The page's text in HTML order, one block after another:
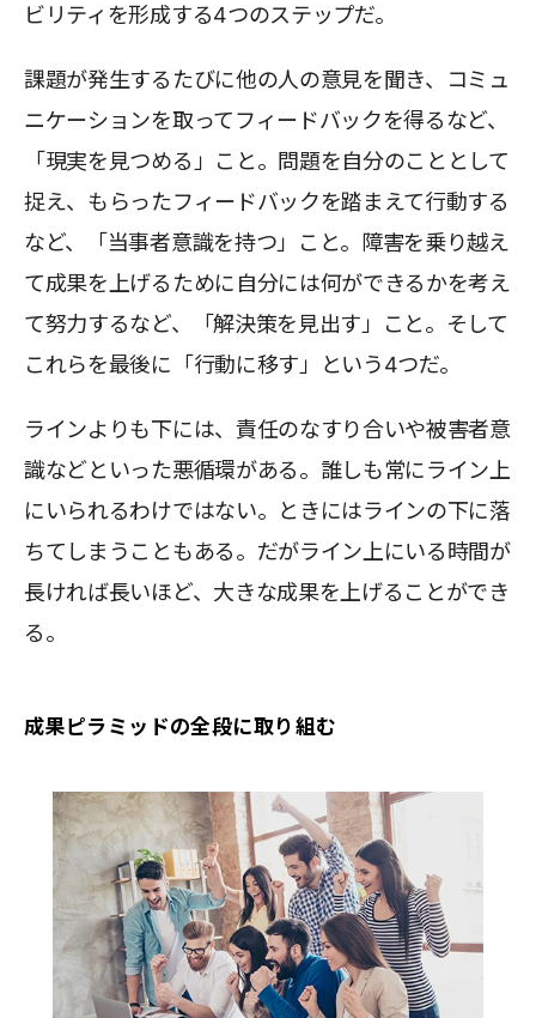
ビリティを形成する4つのステップだ。
課題が発生するたびに他の人の意見を聞き、コミュ
ニケーションを取ってフィードバックを得るなど、
「現実を見つめる」こと。問題を自分のこととして
捉え、もらったフィードバックを踏まえて行動する
など、「当事者意識を持つ」こと。障害を乗り越え
て成果を上げるために自分には何ができるかを考え
て努力するなど、「解決策を見出す」こと。そして
これらを最後に「行動に移す」という4つだ。
ラインよりも下には、責任のなすり合いや被害者意
識などといった悪循環がある。誰しも常にライン上
にいられるわけではない。ときにはラインの下に落
ちてしまうこともある。だがライン上にいる時間が
長ければ長いほど、大きな成果を上げることができ
る。
成果ピラミッドの全段に取り組む